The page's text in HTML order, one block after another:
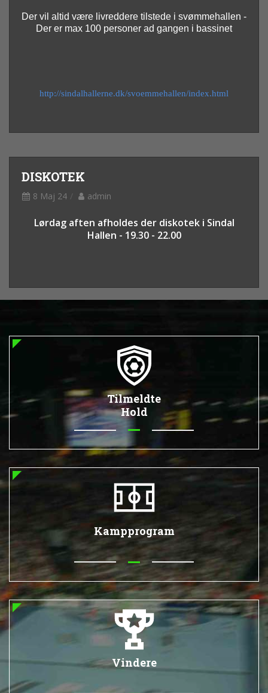
Der vil altid være livreddere tilstede i svømmehallen -
Der er max 100 personer ad gangen i bassinet
http://sindalhallerne.dk/svoemmehallen/index.html
DISKOTEK
8 Maj 24 admin
Lørdag aften afholdes der diskotek i Sindal
Hallen - 19.30 - 22.00
Tilmeldte
Hold
Kampprogram
Vindere